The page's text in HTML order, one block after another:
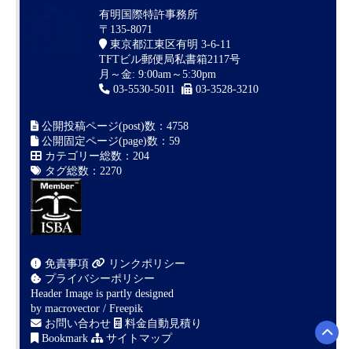
有明国際特許事務所
〒135-8071
東京都江東区有明 3-6-11
TFTビル郵便局私書箱2117号
月～金: 9:00am～5:30pm
03-5530-5011
03-3528-3210
公開投稿ページ(post)数：4758
公開固定ページ(page)数：59
カテゴリー総数：204
タグ総数：2270
免責事項
リンクポリシー
プライバシーポリシー
Header Image is partly designed
by macrovector / Freepik
お問い合わせ
料金自動見積り
Bookmark
サイトマップ